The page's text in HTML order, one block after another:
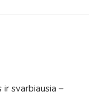
svarbiausia –